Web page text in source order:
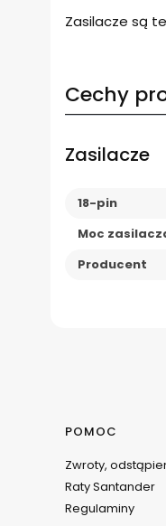
Zasilacze są
Cechy
Zasilacze
18-pin
Moc
Producent
Linki w
POMOC
Zwroty,
Raty Santander
Regulaminy